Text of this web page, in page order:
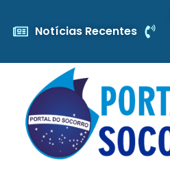
Notícias Recentes